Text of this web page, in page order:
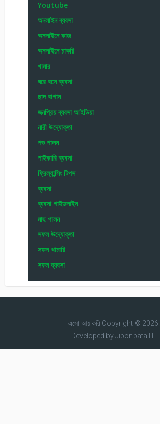
Youtube
অনলাইন ব্যবসা
অনলাইনে কাজ
অনলাইনে চাকরি
খামার
ঘরে বসে ব্যবসা
ছাদ বাগান
জনপ্রিয় ব্যবসা আইডিয়া
নারী উদ্যোক্তা
পশু পালন
পাইকারি ব্যবসা
ফ্রিল্যান্সিং টিপস
ব্যবসা
ব্যবসা গাইডলাইন
মাছ পালন
সফল উদ্যোক্তা
সফল খামারি
সফল ব্যবসা
এসো আয় করিCopyright © 2026.
Developed byJibonpata IT